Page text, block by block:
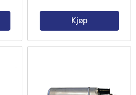
Kjøp